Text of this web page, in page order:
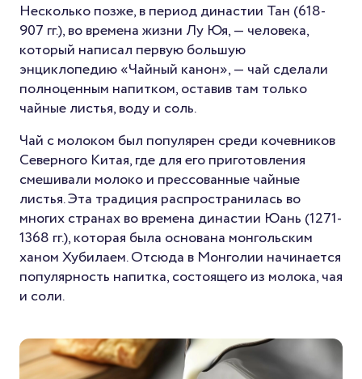
Несколько позже, в период династии Тан (618-
907 гг.), во времена жизни Лу Юя, — человека,
который написал первую большую
энциклопедию «Чайный канон», — чай сделали
полноценным напитком, оставив там только
чайные листья, воду и соль.
Чай с молоком был популярен среди кочевников
Северного Китая, где для его приготовления
смешивали молоко и прессованные чайные
листья. Эта традиция распространилась во
многих странах во времена династии Юань (1271-
1368 гг.), которая была основана монгольским
ханом Хубилаем. Отсюда в Монголии начинается
популярность напитка, состоящего из молока, чая
и соли.